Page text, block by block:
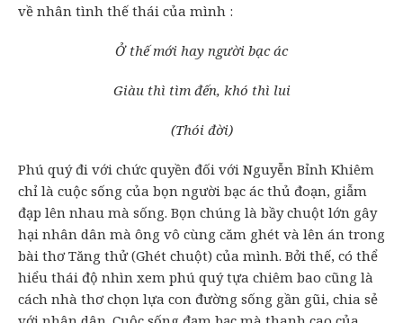
về nhân tình thế thái của mình :
Ở thế mới hay người bạc ác
Giàu thì tìm đến, khó thì lui
(Thói đời)
Phú quý đi với chức quyền đối với Nguyễn Bỉnh Khiêm
chỉ là cuộc sống của bọn người bạc ác thủ đoạn, giẫm
đạp lên nhau mà sống. Bọn chúng là bầy chuột lớn gây
hại nhân dân mà ông vô cùng căm ghét và lên án trong
bài thơ Tăng thử (Ghét chuột) của mình. Bởi thế, có thể
hiểu thái độ nhìn xem phú quý tựa chiêm bao cũng là
cách nhà thơ chọn lựa con đường sống gần gũi, chia sẻ